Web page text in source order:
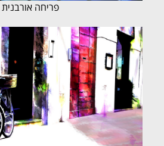
פריחה אורבנית